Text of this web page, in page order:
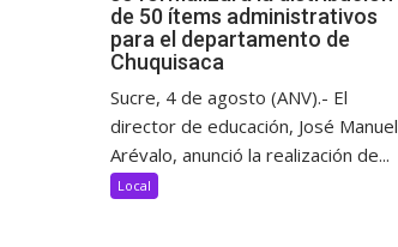
de 50 ítems administrativos
para el departamento de
Chuquisaca
Sucre, 4 de agosto (ANV).- El
director de educación, José Manuel
Arévalo, anunció la realización de...
Local